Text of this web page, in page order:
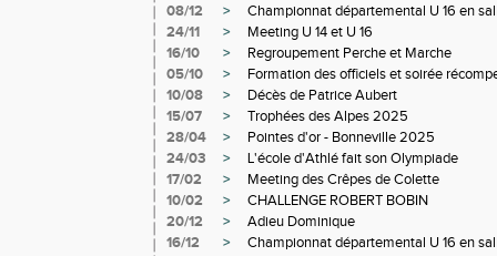
08/12
>
Championnat départemental U 16 en
24/11
>
Meeting U 14 et U 16
16/10
>
Regroupement Perche et Marche
05/10
>
Formation des officiels et soirée
10/08
>
Décès de Patrice Aubert
15/07
>
Trophées des Alpes 2025
28/04
>
Pointes d'or - Bonneville 2025
24/03
>
L'école d'Athlé fait son Olympiade
17/02
>
Meeting des Crêpes de Colette
10/02
>
CHALLENGE ROBERT BOBIN
20/12
>
Adieu Dominique
16/12
>
Championnat départemental U 16 en